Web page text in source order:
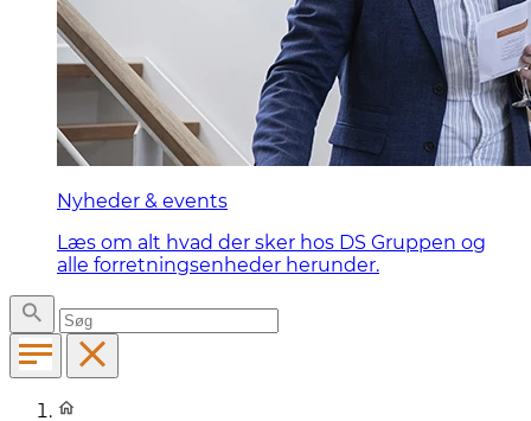
Nyheder & events
Læs om alt hvad der sker hos DS Gruppen og
alle forretningsenheder herunder.